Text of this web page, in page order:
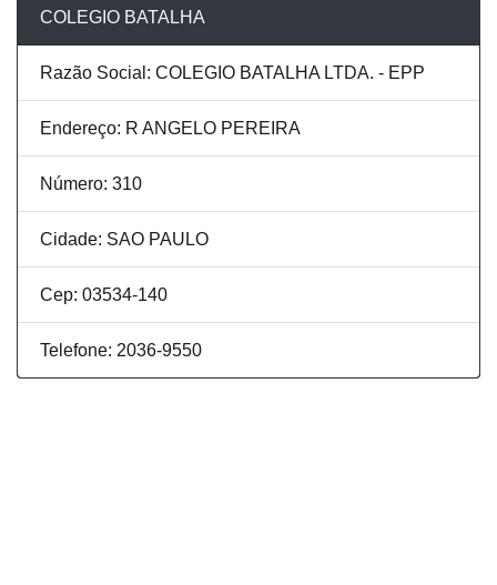
COLEGIO BATALHA
Razão Social: COLEGIO BATALHA LTDA. - EPP
Endereço: R ANGELO PEREIRA
Número: 310
Cidade: SAO PAULO
Cep: 03534-140
Telefone: 2036-9550